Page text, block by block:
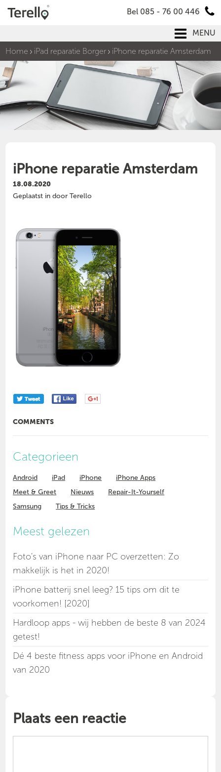
Bel 085 - 76 00 446
MENU
Home
iPad reparatie Borger iPhone reparatie Amsterdam
iPhone reparatie Amsterdam
18.08.2020
Geplaatst in door Terello
COMMENTS
Categorieen
Android iPad iPhone
iPhone Apps
Meet & Greet
Nieuws
Repair-It-Yourself
Samsung
Tips & Tricks
Meest gelezen
Foto's van iPhone naar PC overzetten: Zo
makkelijk is het in 2020!
iPhone batterij snel leeg? 15 tips om dit te
voorkomen! [2020]
Hardloop apps - wij hebben de beste 8 van 2024
getest!
Dé 4 beste fitness apps voor iPhone en Android
van 2020
Plaats een reactie